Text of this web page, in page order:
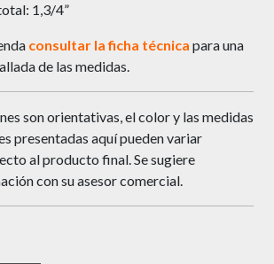
1,3/4”
consultar la ficha técnica para una
de las medidas.
son orientativas, el color y las medidas
presentadas aquí pueden variar
al producto final. Se sugiere
con su asesor comercial.